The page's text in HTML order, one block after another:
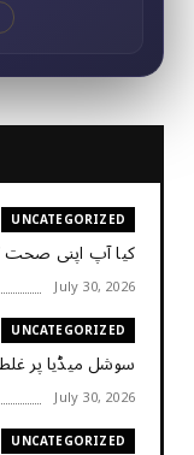
UNCATEGORIZED
کیا آپ اپنی صحت
July 30, 2026
UNCATEGORIZED
سوشل میڈیا پر
July 30, 2026
UNCATEGORIZED